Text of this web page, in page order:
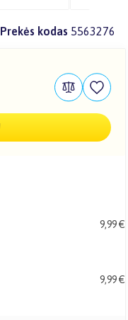
Prekės kodas 5563276
9,99 €
9,99 €